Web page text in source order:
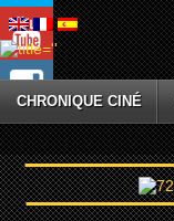
CHRONIQUE CINÉ